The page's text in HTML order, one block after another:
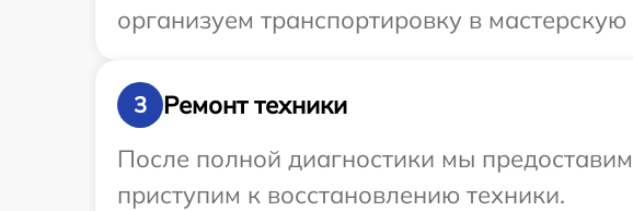
организуем транспортировку в
3
Ремонт техники
После полной диагностики мы
приступим к восстановлению техники.